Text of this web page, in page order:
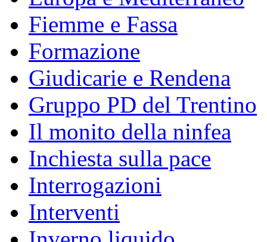
Fiemme e Fassa
Formazione
Giudicarie e Rendena
Gruppo PD del Trentino
Il monito della ninfea
Inchiesta sulla pace
Interrogazioni
Interventi